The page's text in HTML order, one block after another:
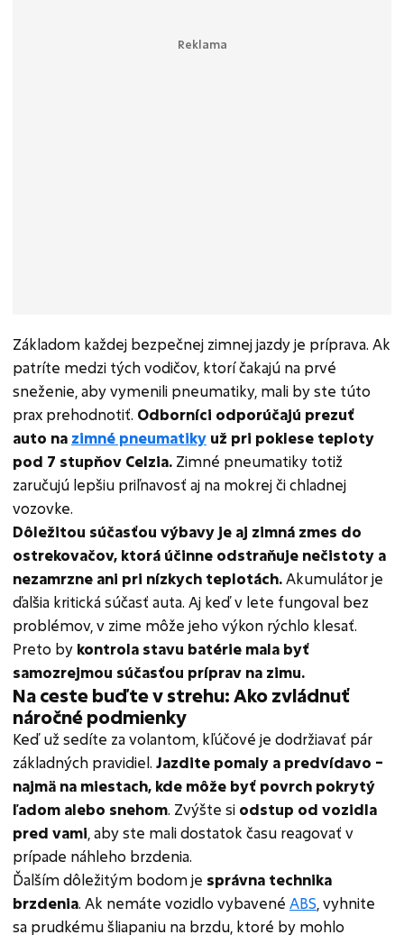
Základom každej bezpečnej zimnej jazdy je príprava. Ak
patríte medzi tých vodičov, ktorí čakajú na prvé
sneženie, aby vymenili pneumatiky, mali by ste túto
prax prehodnotiť. Odborníci odporúčajú prezuť
auto na zimné pneumatiky už pri poklese teploty
pod 7 stupňov Celzia. Zimné pneumatiky totiž
zaručujú lepšiu priľnavosť aj na mokrej či chladnej
vozovke.
Dôležitou súčasťou výbavy je aj zimná zmes do
ostrekovačov, ktorá účinne odstraňuje nečistoty a
nezamrzne ani pri nízkych teplotách.Akumulátor je
ďalšia kritická súčasť auta. Aj keď v lete fungoval bez
problémov, v zime môže jeho výkon rýchlo klesať.
Preto by kontrola stavu batérie mala byť
samozrejmou súčasťou príprav na zimu.
Na ceste buďte v strehu: Ako zvládnuť
náročné podmienky
Keď už sedíte za volantom, kľúčové je dodržiavať pár
základných pravidiel. Jazdite pomaly a predvídavo –
najmä na miestach, kde môže byť povrch pokrytý
ľadom alebo snehom. Zvýšte si odstup od vozidla
pred vami , aby ste mali dostatok času reagovať v
prípade náhleho brzdenia.
Ďalším dôležitým bodom je správna technika
brzdenia. Ak nemáte vozidlo vybavené ABS , vyhnite
sa prudkému šliapaniu na brzdu, ktoré by mohlo